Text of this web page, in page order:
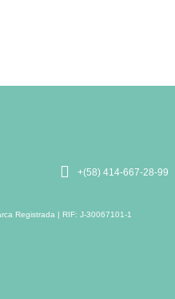
+(58) 414-667-28-99
Registrada | RIF: J-30067101-1